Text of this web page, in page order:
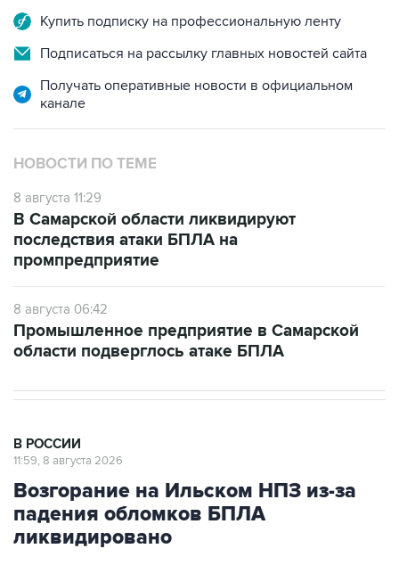
Купить подписку на профессиональную ленту
Подписаться на рассылку главных новостей сайта
Получать оперативные новости в официальном
канале
НОВОСТИ ПО ТЕМЕ
8 августа 11:29
В Самарской области ликвидируют
последствия атаки БПЛА на
промпредприятие
8 августа 06:42
Промышленное предприятие в Самарской
области подверглось атаке БПЛА
В РОССИИ
11:59, 8 августа 2026
Возгорание на Ильском НПЗ из-за
падения обломков БПЛА
ликвидировано